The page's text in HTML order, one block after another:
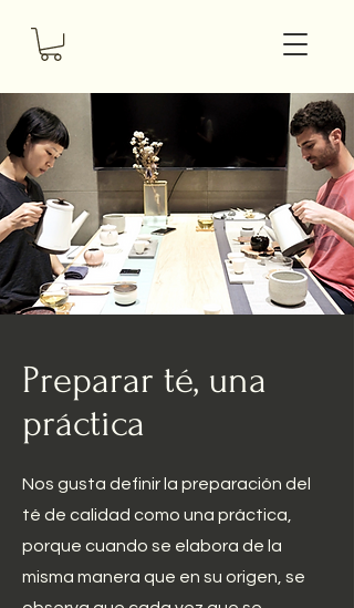
Preparar té, una
práctica
Nos gusta definir la preparación del
té de calidad como una práctica,
porque cuando se elabora de la
misma manera que en su origen, se